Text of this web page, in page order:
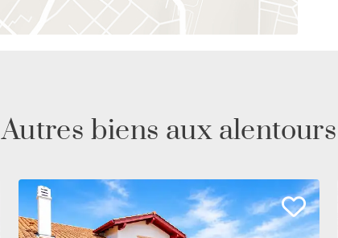
Autres biens aux alentours